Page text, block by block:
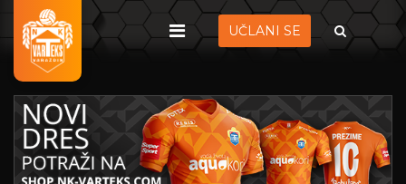
UČLANI SE